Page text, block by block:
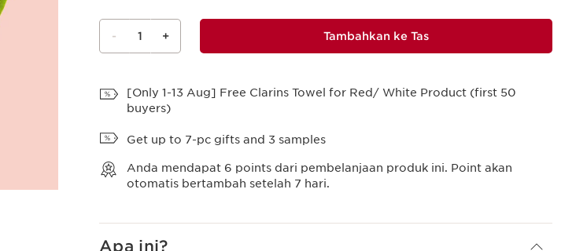
- 1 + Tambahkan ke Tas
[Only 1-13 Aug] Free Clarins Towel for Red/ White Product (first 50
buyers)
Get up to 7-pc gifts and 3 samples
Anda mendapat 6 points dari pembelanjaan produk ini. Point akan
otomatis bertambah setelah 7 hari.
Apa ini?